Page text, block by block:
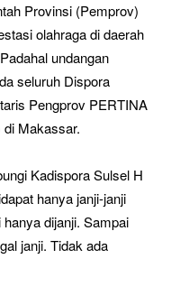
Provinsi (Pemprov)
olahraga di daerah
undangan
seluruh Dispora
Pengprov PERTINA
di Makassar.
Kadispora Sulsel H
hanya janji-janji
dijanji. Sampai
janji. Tidak ada